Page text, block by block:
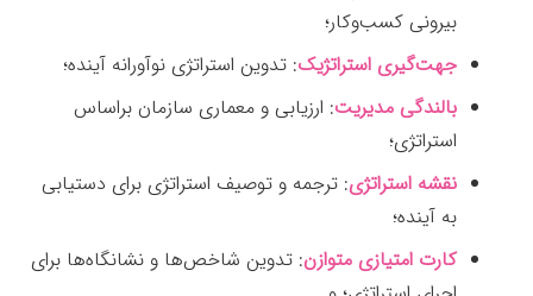
بیرونی کسب‌وکار؛
جهت‌گیری استراتژیک: تدوین استراتژی نوآورانه آینده؛
بالندگی مدیریت: ارزیابی و معماری سازمان براساس
استراتژی؛
نقشه استراتژی: ترجمه و توصیف استراتژی برای دستیابی
به آینده؛
کارت امتیازی متوازن: تدوین شاخص‌ها و نشانگاه‌ها برای